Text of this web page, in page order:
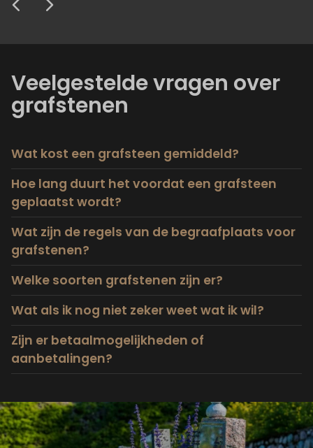
Veelgestelde vragen over
grafstenen
Wat kost een grafsteen gemiddeld?
Hoe lang duurt het voordat een grafsteen
geplaatst wordt?
Wat zijn de regels van de begraafplaats voor
grafstenen?
Welke soorten grafstenen zijn er?
Wat als ik nog niet zeker weet wat ik wil?
Zijn er betaalmogelijkheden of
aanbetalingen?